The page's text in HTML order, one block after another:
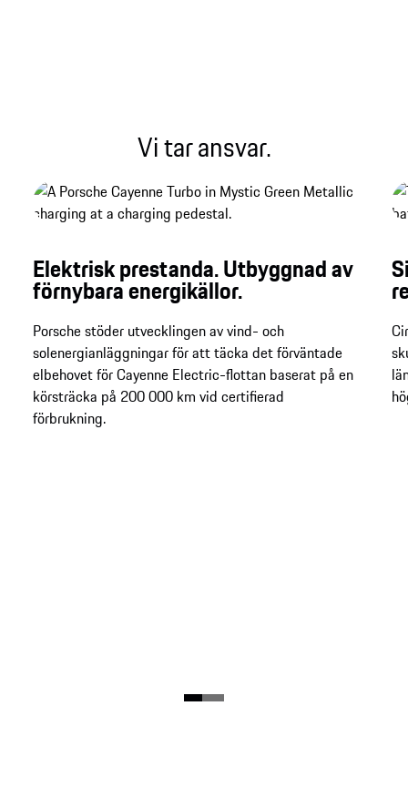
Vi tar ansvar.
Elektrisk prestanda. Utbyggnad av
förnybara energikällor.
Porsche stöder utvecklingen av vind- och
solenergianläggningar för att täcka det förväntade
elbehovet för Cayenne Electric-flottan baserat på en
körsträcka på 200 000 km vid certifierad
förbrukning.